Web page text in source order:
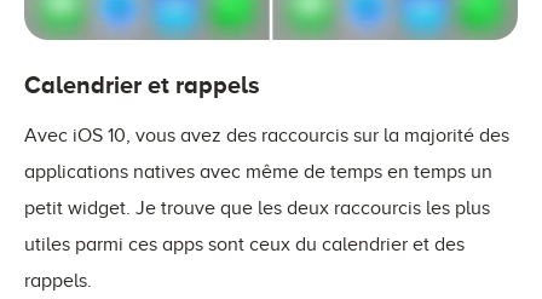
Calendrier et rappels
Avec iOS 10, vous avez des raccourcis sur la majorité des
applications natives avec même de temps en temps un
petit widget. Je trouve que les deux raccourcis les plus
utiles parmi ces apps sont ceux du calendrier et des
rappels.